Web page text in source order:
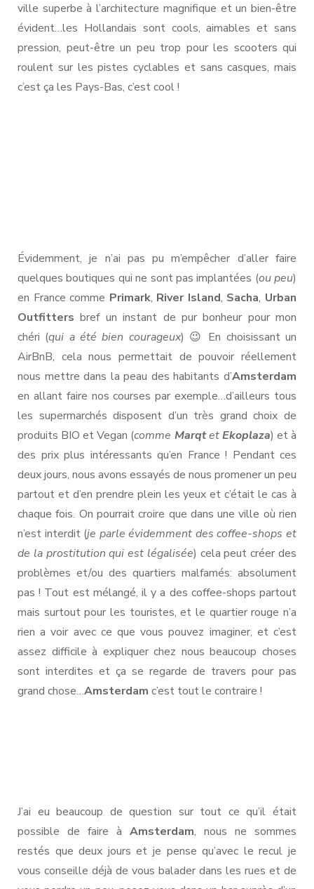
ville superbe à l’architecture magnifique et un bien-être
évident…les Hollandais sont cools, aimables et sans
pression, peut-être un peu trop pour les scooters qui
roulent sur les pistes cyclables et sans casques, mais
c’est ça les Pays-Bas, c’est cool !
Évidemment, je n’ai pas pu m’empêcher d’aller faire
quelques boutiques qui ne sont pas implantées (ou peu)
en France comme Primark, River Island, Sacha, Urban
Outfitters bref un instant de pur bonheur pour mon
chéri (qui a été bien courageux) 😉 En choisissant un
AirBnB, cela nous permettait de pouvoir réellement
nous mettre dans la peau des habitants d’Amsterdam
en allant faire nos courses par exemple…d’ailleurs tous
les supermarchés disposent d’un très grand choix de
produits BIO et Vegan (comme MarqtetEkoplaza) et à
des prix plus intéressants qu’en France ! Pendant ces
deux jours, nous avons essayés de nous promener un peu
partout et d’en prendre plein les yeux et c’était le cas à
chaque fois. On pourrait croire que dans une ville où rien
n’est interdit (je parle évidemment des coffee-shops et
de la prostitution qui est légalisée) cela peut créer des
problèmes et/ou des quartiers malfamés: absolument
pas ! Tout est mélangé, il y a des coffee-shops partout
mais surtout pour les touristes, et le quartier rouge n’a
rien a voir avec ce que vous pouvez imaginer, et c’est
assez difficile à expliquer chez nous beaucoup choses
sont interdites et ça se regarde de travers pour pas
grand chose…Amsterdam c’est tout le contraire !
J’ai eu beaucoup de question sur tout ce qu’il était
possible de faire à Amsterdam, nous ne sommes
restés que deux jours et je pense qu’avec le recul je
vous conseille déjà de vous balader dans les rues et de